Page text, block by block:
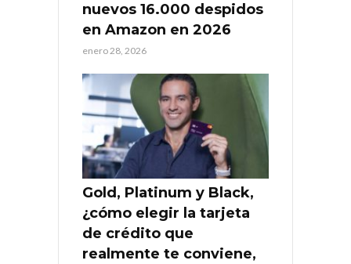
nuevos 16.000 despidos
en Amazon en 2026
enero 28, 2026
Gold, Platinum y Black,
¿cómo elegir la tarjeta
de crédito que
realmente te conviene,